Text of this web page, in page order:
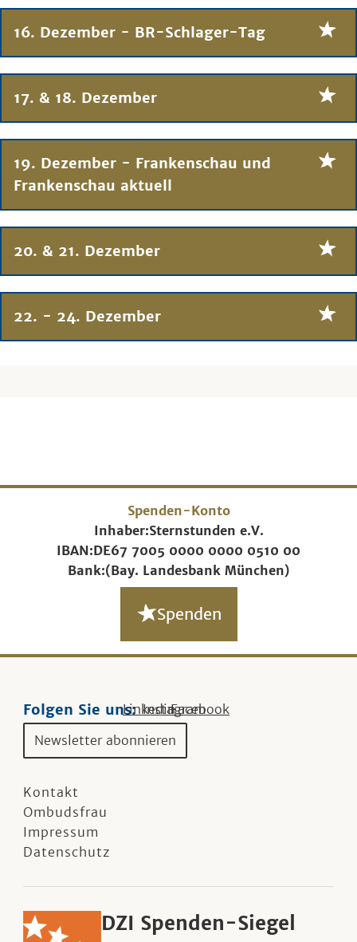
16. Dezember - BR-Schlager-Tag
17. & 18. Dezember
19. Dezember - Frankenschau und
Frankenschau aktuell
20. & 21. Dezember
22. - 24. Dezember
Spenden-Konto
Inhaber:Sternstunden e.V.
IBAN:DE67 7005 0000 0000 0510 00
Bank:(Bay. Landesbank München)
Spenden
Folgen Sie uns:Linkedin
Instagram
Facebook
Newsletter abonnieren
Kontakt
Ombudsfrau
Impressum
Datenschutz
DZI Spenden-Siegel